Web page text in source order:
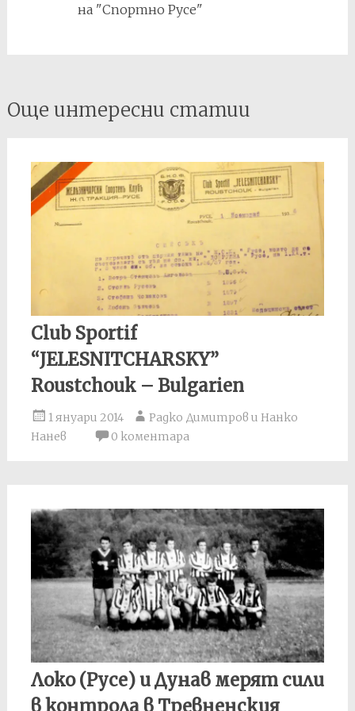
състава на ДСО
на "Спортно Русе"
Post
navigation
Още интересни статии
Club Sportif
“JELESNITCHARSKY”
Roustchouk – Bulgarien
1 януари 2014
Радко Димитров и Нанко
Нанев
0 коментара
Локо (Русе) и Дунав мерят сили
в контрола в Тревненския